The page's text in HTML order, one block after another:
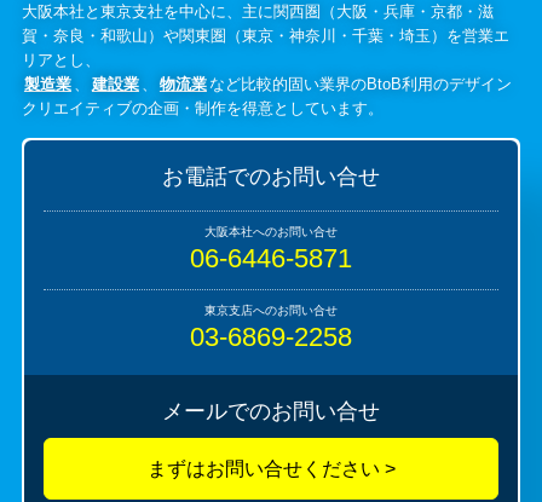
大阪本社と東京支社を中心に、主に関西圏（大阪・兵庫・京都・滋
賀・奈良・和歌山）や関東圏（東京・神奈川・千葉・埼玉）を営業エ
リアとし、
製造業
建設業 物流業など比較的固い業界のBtoB利用のデザイン
クリエイティブの企画・制作を得意としています。
お電話でのお問い合せ
06-6446-5871
03-6869-2258
メールでのお問い合せ